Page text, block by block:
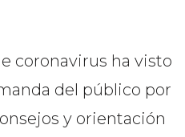
coronavirus ha visto
del público por
y orientación